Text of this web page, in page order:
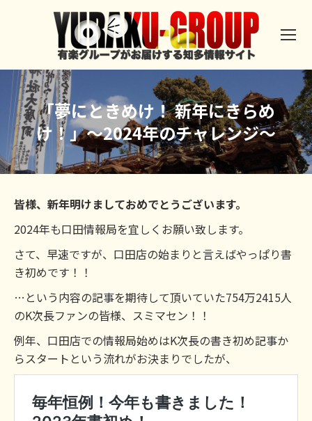
「夢にときめけ！ 新年にきらめ
け！」〜2024年のチャレンジ〜
皆様、新年明けましておめでとうございます。
2024年も口田情報局を宜しくお願い致します。
さて、早速ですが、口田店の始まりと言えばやっぱり書
き初めです！！
…という内容の記事を期待して頂いていた754万2415人
のK次長ファンの皆様、スミマセン！！
例年、口田店での情報局始めはK次長の書き初め記事か
らスタートという流れがお決まりでしたが、